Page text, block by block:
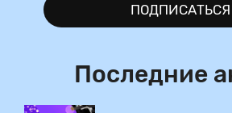
ПОДПИСАТЬСЯ
Последние